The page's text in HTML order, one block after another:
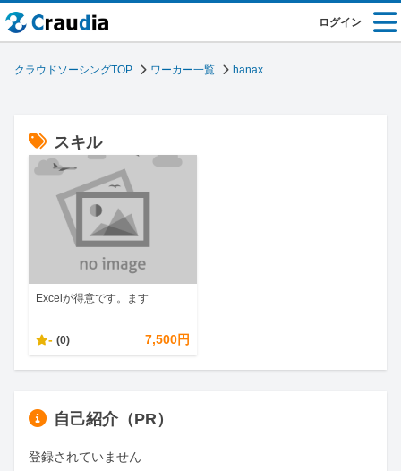
ログイン
クラウドソーシングTOP ワーカー一覧 hanax
スキル
Excelが得意です。ます
- (0) 7,500円
自己紹介（PR）
登録されていません